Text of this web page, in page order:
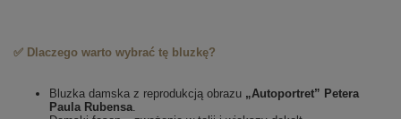
✅ Dlaczego warto wybrać tę bluzkę?
Bluzka damska z reprodukcją obrazu „Autoportret” Petera
Paula Rubensa.